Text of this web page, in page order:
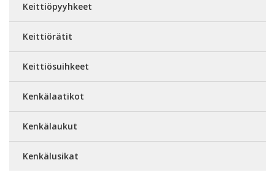
Keittiöpyyhkeet
Keittiörätit
Keittiösuihkeet
Kenkälaatikot
Kenkälaukut
Kenkälusikat